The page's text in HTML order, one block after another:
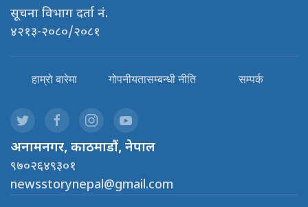
सूचना विभाग दर्ता नं.
४२१३-२०८०/२०८१
हाम्रो बारेमा गोपनीयतासम्बन्धी नीति सम्पर्क
अनामनगर, काठमाडौं, नेपाल
९७०२६४९३०१
newsstorynepal@gmail.com